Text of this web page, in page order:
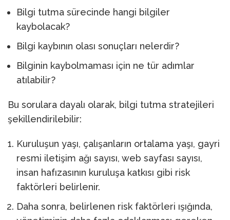
Bilgi tutma sürecinde hangi bilgiler
kaybolacak?
Bilgi kaybının olası sonuçları nelerdir?
Bilginin kaybolmaması için ne tür adımlar
atılabilir?
Bu sorulara dayalı olarak, bilgi tutma stratejileri
şekillendirilebilir:
Kuruluşun yaşı, çalışanların ortalama yaşı, gayri
resmi iletişim ağı sayısı, web sayfası sayısı,
insan hafızasının kuruluşa katkısı gibi risk
faktörleri belirlenir.
Daha sonra, belirlenen risk faktörleri ışığında,